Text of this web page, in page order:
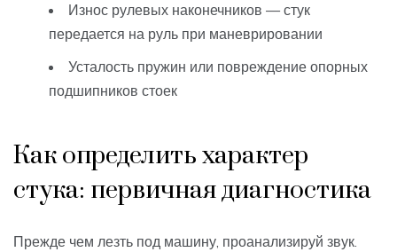
Износ рулевых наконечников — стук
передается на руль при маневрировании
Усталость пружин или повреждение опорных
подшипников стоек
Как определить характер
стука: первичная диагностика
Прежде чем лезть под машину, проанализируй звук.